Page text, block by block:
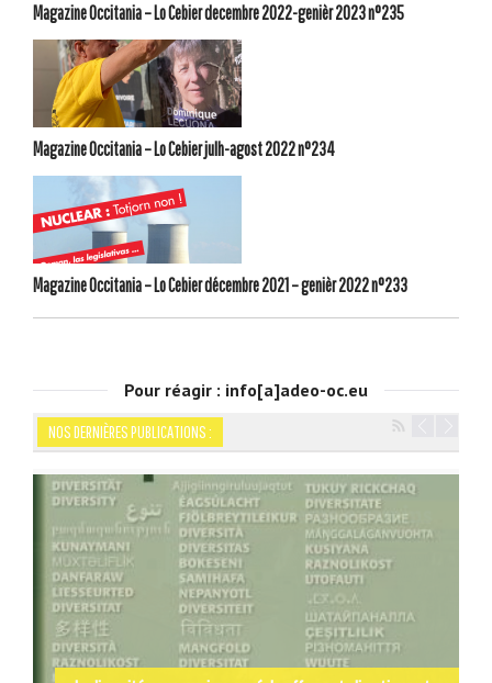
Magazine Occitania – Lo Cebier decembre 2022-genièr 2023 n°235
Magazine Occitania – Lo Cebier julh-agost 2022 n°234
Magazine Occitania – Lo Cebier décembre 2021 – genièr 2022 n°233
Pour réagir : info[a]adeo-oc.eu
NOS DERNIÈRES PUBLICATIONS :
Navigation